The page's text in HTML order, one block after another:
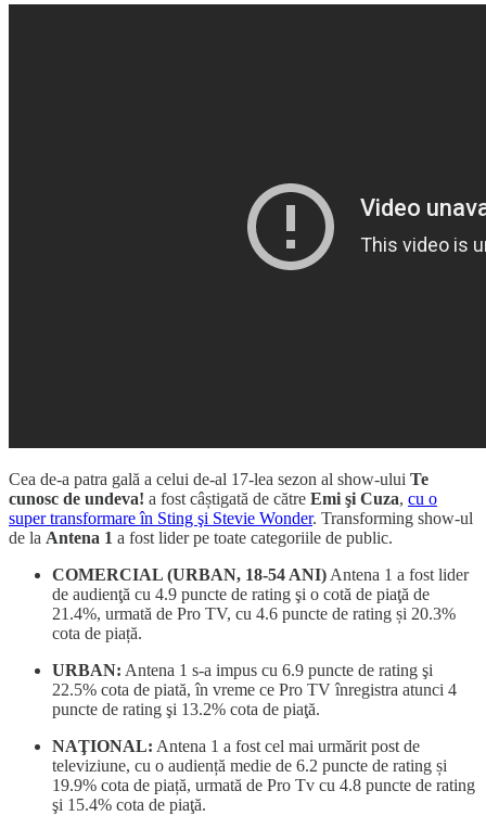
Cea de-a patra gală a celui de-al 17-lea sezon al show-ului Te
cunosc de undeva! a fost câștigată de către Emi şi Cuza, cu o
super transformare în Sting şi Stevie Wonder. Transforming show-ul
de la Antena 1 a fost lider pe toate categoriile de public.
COMERCIAL (URBAN, 18-54 ANI) Antena 1 a fost lider
de audienţă cu 4.9 puncte de rating şi o cotă de piaţă de
21.4%, urmată de Pro TV, cu 4.6 puncte de rating și 20.3%
cota de piață.
URBAN: Antena 1 s-a impus cu 6.9 puncte de rating şi
22.5% cota de piată, în vreme ce Pro TV înregistra atunci 4
puncte de rating şi 13.2% cota de piaţă.
NAŢIONAL: Antena 1 a fost cel mai urmărit post de
televiziune, cu o audiență medie de 6.2 puncte de rating și
19.9% cota de piață, urmată de Pro Tv cu 4.8 puncte de rating
şi 15.4% cota de piaţă.